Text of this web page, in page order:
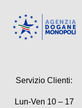
Servizio Clienti:
Lun-Ven 10 – 17